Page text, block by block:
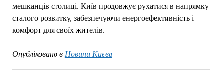
мешканців столиці. Київ продовжує рухатися в напрямку
сталого розвитку, забезпечуючи енергоефективність і
комфорт для своїх жителів.
Опубліковано в Новини Києва